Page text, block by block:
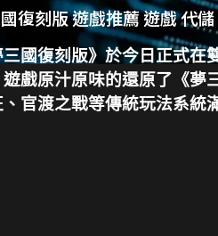
復刻版 遊戲推薦 遊戲 代儲
國復刻版》於今日正式在
戲原汁原味的還原了《夢
官渡之戰等傳統玩法系統